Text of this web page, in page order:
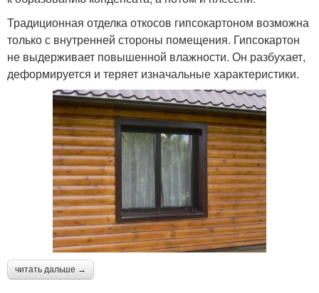
Традиционная отделка откосов гипсокартоном возможна
только с внутренней стороны помещения. Гипсокартон
не выдерживает повышенной влажности. Он разбухает,
деформируется и теряет изначальные характеристики.
читать дальше →